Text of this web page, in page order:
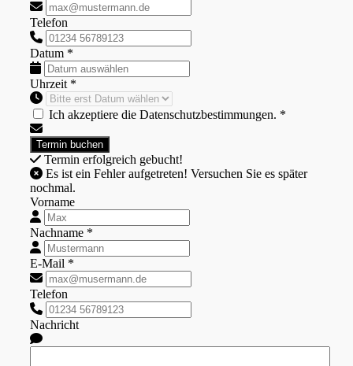
Telefon
Datum *
Uhrzeit *
Ich akzeptiere die Datenschutzbestimmungen. *
Termin erfolgreich gebucht!
nochmal.
Vorname
Nachname *
E-Mail *
Telefon
Nachricht